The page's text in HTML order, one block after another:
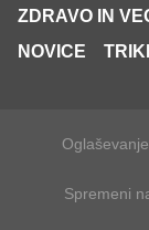
ZDRAVO IN
NOVICE
Oglaševanje
Spremeni